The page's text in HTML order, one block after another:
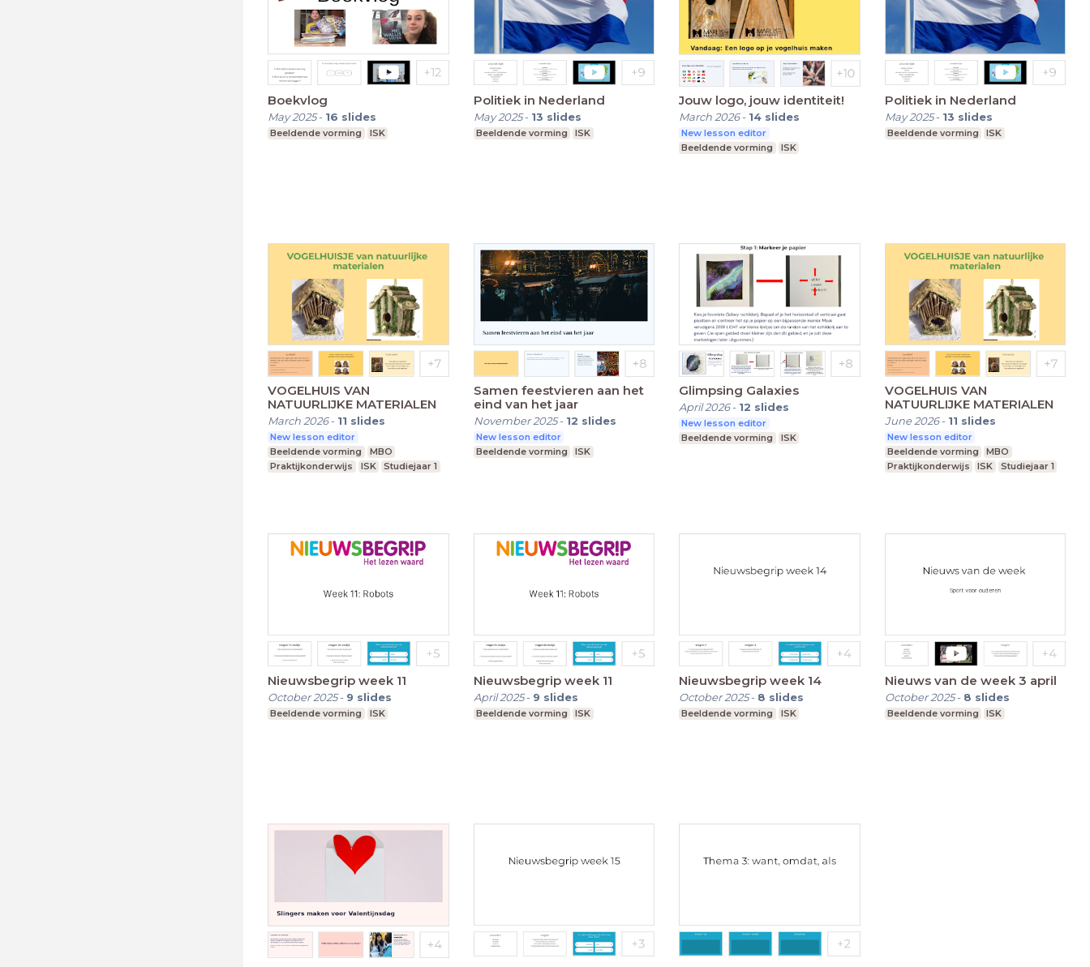
Boekvlog
May 2025- 16 slides
Beeldende vorming ISK
Politiek in Nederland
May 2025- 13 slides
Beeldende vorming ISK
Jouw logo, jouw identiteit!
March 2026- 14 slides
New lesson editor
Beeldende vorming
ISK
Politiek in Nederland
May 2025- 13 slides
Beeldende vorming ISK
VOGELHUIS VAN
NATUURLIJKE MATERIALEN
March 2026- 11 slides
New lesson editor
Beeldende vorming
MBO
Praktijkonderwijs
ISK Studiejaar 1
Samen feestvieren aan het
eind van het jaar
November 2025- 12 slides
New lesson editor
Beeldende vorming
ISK
Glimpsing Galaxies
April 2026- 12 slides
New lesson editor
Beeldende vorming
ISK
VOGELHUIS VAN
NATUURLIJKE MATERIALEN
June 2026- 11 slides
New lesson editor
Beeldende vorming
MBO
Praktijkonderwijs
ISK Studiejaar 1
Nieuwsbegrip week 11
October 2025- 9 slides
Beeldende vorming ISK
Nieuwsbegrip week 11
April 2025- 9 slides
Beeldende vorming ISK
Nieuwsbegrip week 14
October 2025- 8 slides
Beeldende vorming ISK
Nieuws van de week 3 april
October 2025- 8 slides
Beeldende vorming ISK